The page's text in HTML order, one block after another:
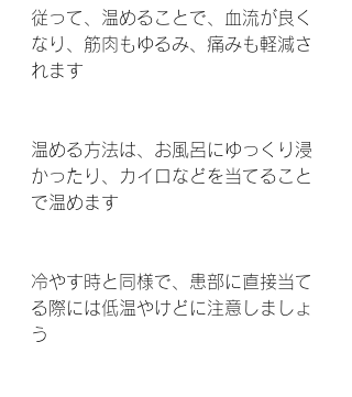
従って、温めることで、血流が良く
なり、筋肉もゆるみ、痛みも軽減さ
れます
温める方法は、お風呂にゆっくり浸
かったり、カイロなどを当てること
で温めます
冷やす時と同様で、患部に直接当て
る際には低温やけどに注意しましょ
う